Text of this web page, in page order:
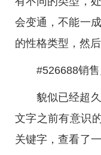
会变通，不能一
的性格类型，然
#526688销
貌似已经超
文字之前有意识
关键字，查看了